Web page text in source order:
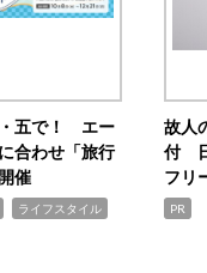
五で！ エー
合わせ「旅行
催
ライフスタイル
故人
付
フリ
PR